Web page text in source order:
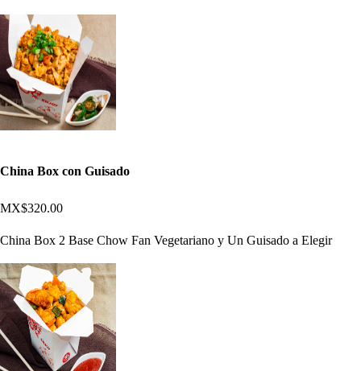
China Box con Guisado
MX$320.00
China Box 2 Base Chow Fan Vegetariano y Un Guisado a Elegir